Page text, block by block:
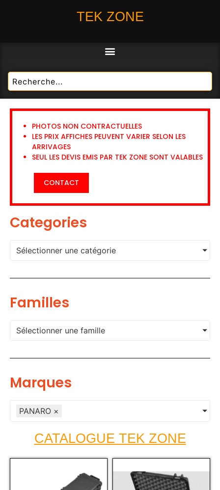
TEK ZONE
PHOTOS NON CONTRACTUELLES
LES PRIX AFFICHES PEUVENT VARIER SELON LES
ARRIVAGES
SEUL LES DEVIS EMIS PAR TEK ZONE SONT VALABLES
CONTACT
Categories
Sélectionner une catégorie
Familles
Sélectionner une famille
Marques
PANARO ×
CATALOGUE TEK ZONE